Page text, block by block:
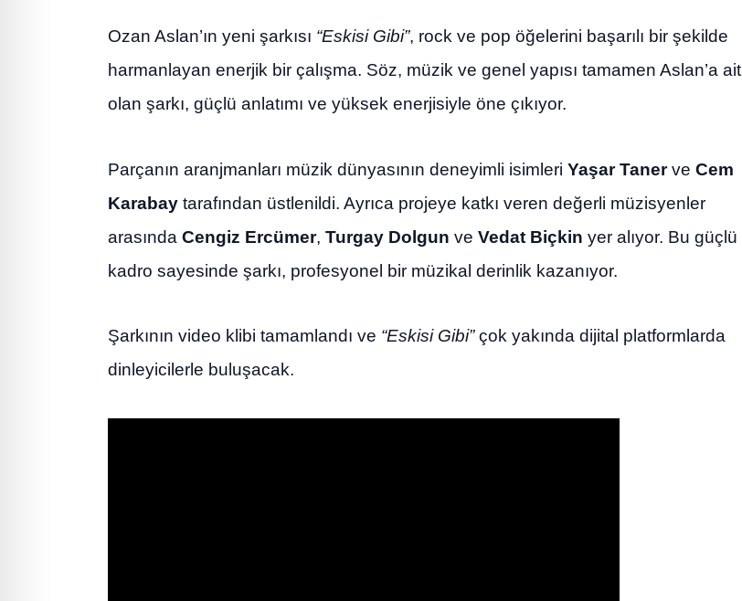
Ozan Aslan’ın yeni şarkısı “Eskisi Gibi”, rock ve pop öğelerini başarılı bir şekilde
harmanlayan enerjik bir çalışma. Söz, müzik ve genel yapısı tamamen Aslan’a ait
olan şarkı, güçlü anlatımı ve yüksek enerjisiyle öne çıkıyor.
Parçanın aranjmanları müzik dünyasının deneyimli isimleri Yaşar Tanerve Cem
Karabay tarafından üstlenildi. Ayrıca projeye katkı veren değerli müzisyenler
arasında Cengiz Ercümer, Turgay Dolgun ve Vedat Biçkin yer alıyor. Bu güçlü
kadro sayesinde şarkı, profesyonel bir müzikal derinlik kazanıyor.
Şarkının video klibi tamamlandı ve “Eskisi Gibi”çok yakında dijital platformlarda
dinleyicilerle buluşacak.